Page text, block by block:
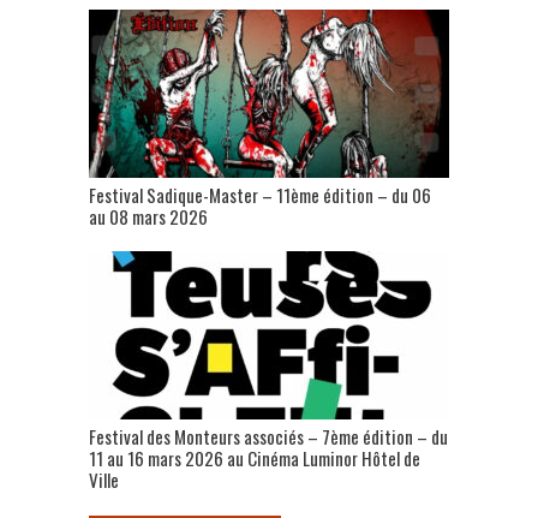
Festival Sadique-Master – 11ème édition – du 06
au 08 mars 2026
Festival des Monteurs associés – 7ème édition – du
11 au 16 mars 2026 au Cinéma Luminor Hôtel de
Ville